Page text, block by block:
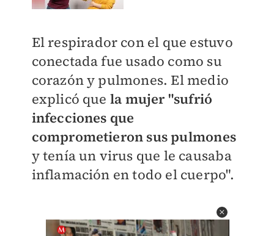
El respirador con el que estuvo
conectada fue usado como su
corazón y pulmones. El medio
explicó que la mujer"sufrió
infecciones que
comprometieron sus pulmones
y tenía un virus que le causaba
inflamación en todo el cuerpo".